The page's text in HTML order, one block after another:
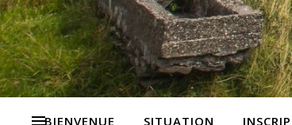
BIENVENUE SITUATION